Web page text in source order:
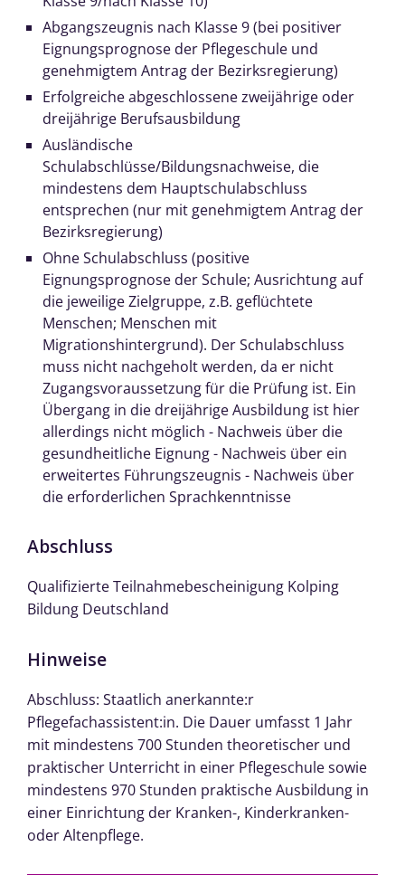
Abgangszeugnis nach Klasse 9 (bei positiver
Eignungsprognose der Pflegeschule und
genehmigtem Antrag der Bezirksregierung)
Erfolgreiche abgeschlossene zweijährige oder
dreijährige Berufsausbildung
Ausländische
Schulabschlüsse/Bildungsnachweise, die
mindestens dem Hauptschulabschluss
entsprechen (nur mit genehmigtem Antrag der
Bezirksregierung)
Ohne Schulabschluss (positive
Eignungsprognose der Schule; Ausrichtung auf
die jeweilige Zielgruppe, z.B. geflüchtete
Menschen; Menschen mit
Migrationshintergrund). Der Schulabschluss
muss nicht nachgeholt werden, da er nicht
Zugangsvoraussetzung für die Prüfung ist. Ein
Übergang in die dreijährige Ausbildung ist hier
allerdings nicht möglich - Nachweis über die
gesundheitliche Eignung - Nachweis über ein
erweitertes Führungszeugnis - Nachweis über
die erforderlichen Sprachkenntnisse
Abschluss
Qualifizierte Teilnahmebescheinigung Kolping
Bildung Deutschland
Hinweise
Abschluss: Staatlich anerkannte:r
Pflegefachassistent:in. Die Dauer umfasst 1 Jahr
mit mindestens 700 Stunden theoretischer und
praktischer Unterricht in einer Pflegeschule sowie
mindestens 970 Stunden praktische Ausbildung in
einer Einrichtung der Kranken-, Kinderkranken-
oder Altenpflege.